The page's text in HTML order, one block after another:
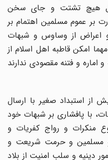
هیچ تشتت و جای سخن
بر عموم مسلمین اهتمام بر
از وساوس و شبهات
امکن قاطبه اهل اسلام از
و فتنه مقصودی ندارند
استبداد صغیر با ارسال
با پافشاری بر شبهات خود
و رواج کفریات و
و حرمت شریعت و
و سلب امنیت از بلاد